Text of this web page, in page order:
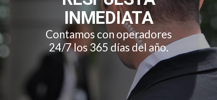
INMEDIATA
Contamos con operadores
24/7 los 365 días del año.